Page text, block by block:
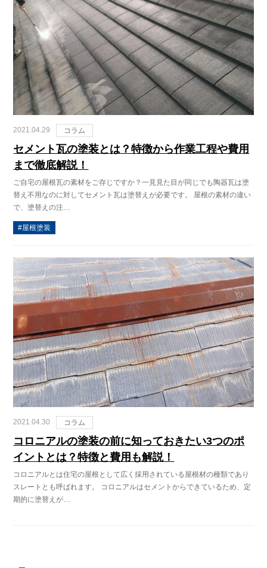
2021.04.29 コラム
セメント瓦の塗装とは？特徴から作業工程や費用
まで徹底解説！
ご自宅の屋根瓦の素材をご存じですか？一見見た目が同じでも陶器瓦は塗
替え不用なのに対してセメント瓦は塗替えが必要です。 屋根の素材の違い
で、塗替えの注…
屋根塗装
2021.04.30 コラム
コロニアルの塗装の前に知っておきたい3つのポ
イントとは？特徴と費用も解説！
コロニアルとは住宅の屋根として広く採用されている屋根材の種類であり
スレートとも呼ばれます。 コロニアルはセメントからできているため、定
期的に塗替えが…